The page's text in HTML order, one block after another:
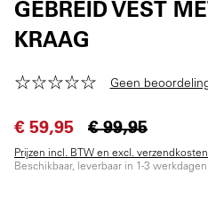
GEBREID VEST
KRAAG
Geen
€ 59,95 € 99,95
Prijzen incl. BTW en excl. verzendkosten
Beschikbaar, leverbaar in 1-3 werkdagen